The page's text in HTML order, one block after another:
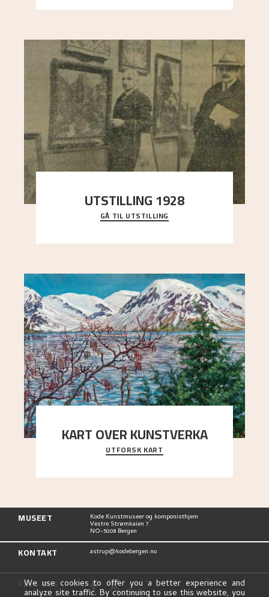
UTSTILLING 1928
Då Astrup døydde i 1928, tok vennene Moritz
Kaland og Simon Thorbjørnsen initiativ til å
GÅ TIL UTSTILLING
KART OVER KUNSTVERKA
Utforsk stedene og utsiktene i Astrups malerier
UTFORSK KART
MUSEET Kode Kunstmuseer og komponisthjem
Vestre Strømkaien 7
NO-5008 Bergen
KONTAKT astrup@kodebergen.no
FØLG OSS
We use cookies to offer you a better experience and
analyze site traffic. By continuing to use this website, you